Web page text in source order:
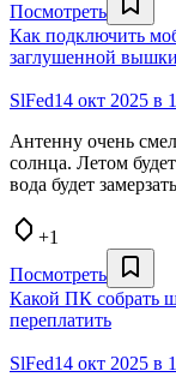
Посмотреть
Как подключить
заглушенной вышки
SlFed14 окт 2025 в
Антенну очень
солнца. Летом
вода будет
+1
Посмотреть
Какой ПК собрать
переплатить
SlFed14 окт 2025 в